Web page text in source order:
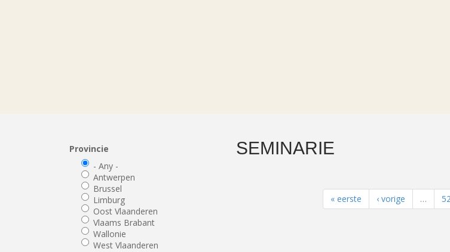
Provincie
- Any -
Antwerpen
Brussel
Limburg
Oost Vlaanderen
Vlaams Brabant
Wallonie
West Vlaanderen
SEMINARIE
« eerste ‹ vorige …